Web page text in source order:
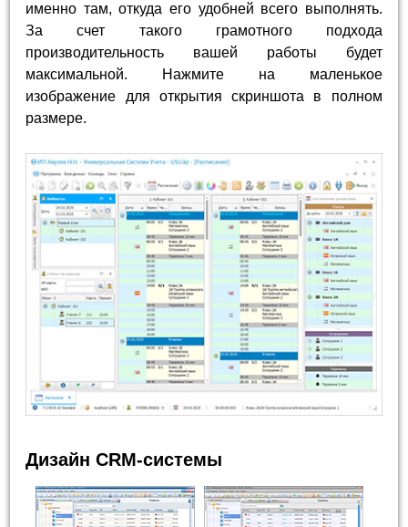
именно там, откуда его удобней всего выполнять.
За счет такого грамотного подхода
производительность вашей работы будет
максимальной. Нажмите на маленькое
изображение для открытия скриншота в полном
размере.
Дизайн CRM-системы